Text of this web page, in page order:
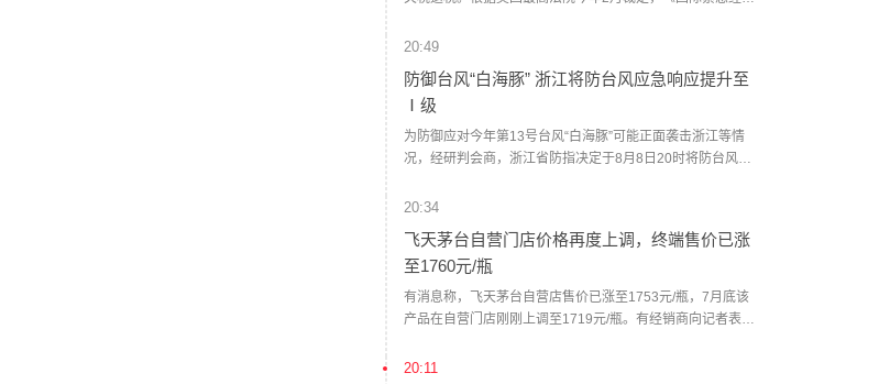
后下令海关办理相关退款。海关与边境保护局4月20日启动第
边境保护局官员本月4日披露的信息显示，截至7月底，该部
门已处理完毕约1000亿美元关税的退款流程并把相关信息提
供给财政部用于付款。（中新社）
20:49
防御台风“白海豚” 浙江将防台风应急响应提升至
Ⅰ级
为防御应对今年第13号台风“白海豚”可能正面袭击浙江等情
况，经研判会商，浙江省防指决定于8月8日20时将防台风应
态，按预案方案全力做好各项防台风工作，必要时宣布进入
停运和封闭交通道路等措施。（新华社）
20:34
飞天茅台自营门店价格再度上调，终端售价已涨
至1760元/瓶
有消息称，飞天茅台自营店售价已涨至1753元/瓶，7月底该
产品在自营门店刚刚上调至1719元/瓶。有经销商向记者表
自营门店今年第二次独立提价。7月底，记者从茅台自营门店
20:11